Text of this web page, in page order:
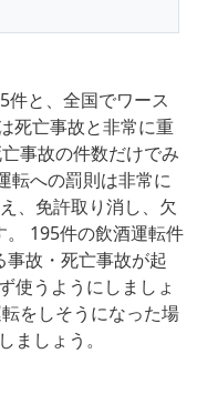
件と、全国でワース
死亡事故と非常に重
事故の件数だけでみ
転への罰則は非常に
、免許取り消し、欠
195件の飲酒運転件
故・死亡事故が起
使うようにしましょ
をしそうになった場
ましょう。